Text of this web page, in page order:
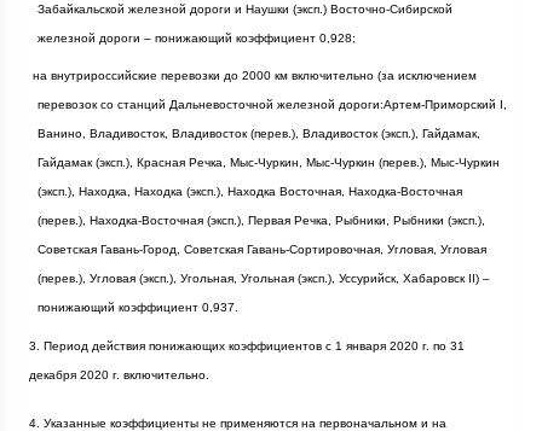
Забайкальской железной дороги и Наушки (эксп.) Восточно-Сибирской
железной дороги – понижающий коэффициент 0,928;
на внутрироссийские перевозки до2000 км включительно (за исключением
перевозок со станций Дальневосточной железной дороги:Артем-Приморский I,
Ванино, Владивосток, Владивосток (перев.), Владивосток (эксп.), Гайдамак,
Гайдамак (эксп.), Красная Речка, Мыс-Чуркин, Мыс-Чуркин (перев.), Мыс-Чуркин
(эксп.), Находка, Находка (эксп.), Находка Восточная, Находка-Восточная
(перев.), Находка-Восточная (эксп.), Первая Речка, Рыбники, Рыбники (эксп.),
Советская Гавань-Город, Советская Гавань-Сортировочная, Угловая, Угловая
(перев.), Угловая (эксп.), Угольная, Угольная (эксп.), Уссурийск, Хабаровск II) –
понижающий коэффициент 0,937.
3. Период действия понижающих коэффициентов с 1 января 2020 г. по 31
декабря 2020 г. включительно.
4. Указанные коэффициенты не применяются на первоначальном и на